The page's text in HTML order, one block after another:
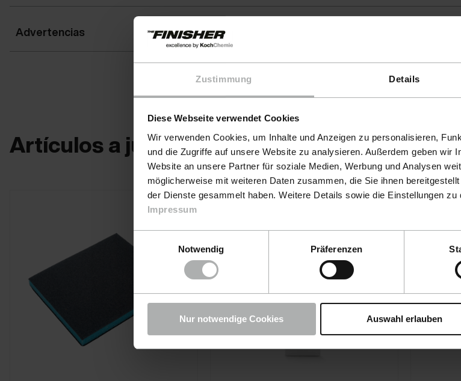
Zustimmung Details
Diese Webseite verwendet Cookies
Wir verwenden Cookies, um Inhalte und Anzeigen zu personalisieren,
und die Zugriffe auf unsere Website zu analysieren. Außerdem geben wir
Website an unsere Partner für soziale Medien, Werbung und Analysen
möglicherweise mit weiteren Daten zusammen, die Sie ihnen
der Dienste gesammelt haben. Weitere Details sowie die Einstellungen zu
Impressum
Notwendig
Präferenzen
Nur notwendige Cookies Auswahl erlauben
Advertencias
Artículos a juego